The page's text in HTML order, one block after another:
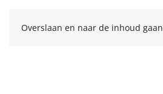
Overslaan en naar de inhoud gaan